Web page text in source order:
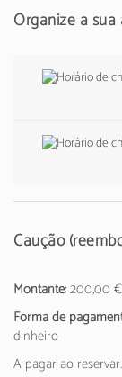
Organize a
Caução
Montante:200,00
Forma de
dinheiro
A pagar ao reservar.